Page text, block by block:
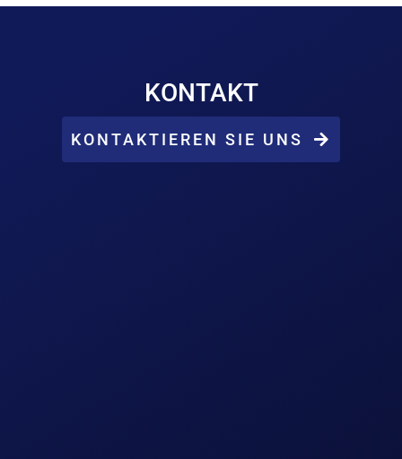
KONTAKTIEREN SIE UNS